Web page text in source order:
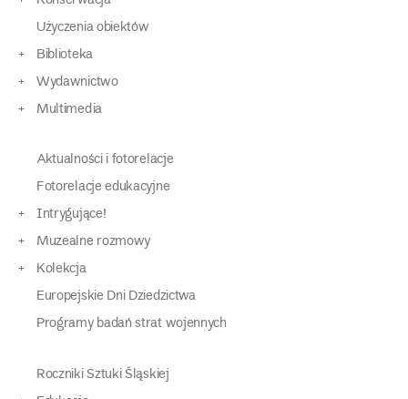
Użyczenia obiektów
Biblioteka
Wydawnictwo
Multimedia
Aktualności i fotorelacje
Fotorelacje edukacyjne
Intrygujące!
Muzealne rozmowy
Kolekcja
Europejskie Dni Dziedzictwa
Programy badań strat wojennych
Roczniki Sztuki Śląskiej